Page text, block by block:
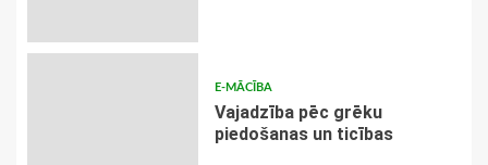
E-MĀCĪBA
Vajadzība pēc grēku
piedošanas un ticības